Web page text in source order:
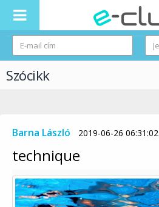
Szócikk
Barna László 2019-06-26 06:31:02
technique